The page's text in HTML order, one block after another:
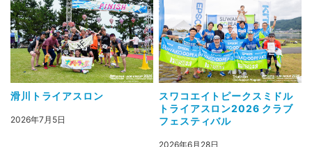
滑川トライアスロン
2026年7月5日
スワコエイトピークスミドル
トライアスロン2026 クラブ
フェスティバル
2026年6月28日